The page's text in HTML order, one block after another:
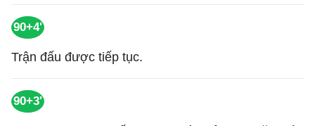
90+4'
Trận đấu được tiếp tục.
90+3'